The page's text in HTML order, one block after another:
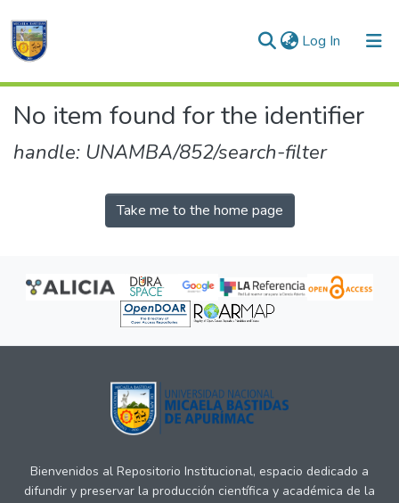
Log In (current)
Communities & Collections
No item found for the identifier
handle: UNAMBA/852/search-filter
Take me to the home page
Bienvenidos al Repositorio Institucional, espacio dedicado a
difundir y preservar la producción científica y académica de la